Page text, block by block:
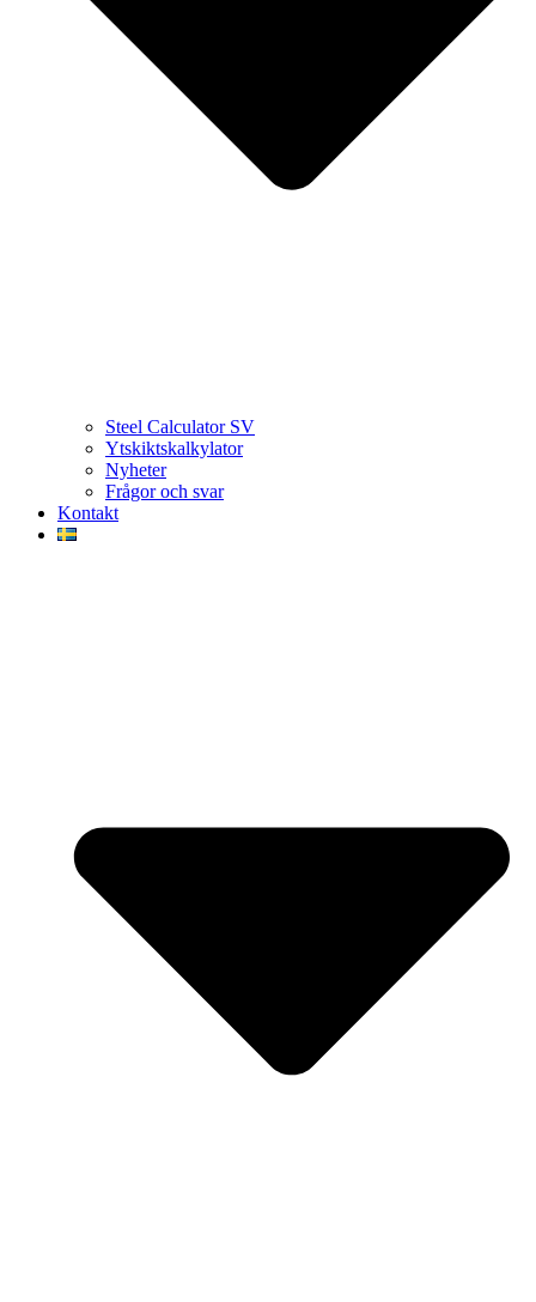
Steel Calculator SV
Ytskiktskalkylator
Nyheter
Frågor och svar
Kontakt